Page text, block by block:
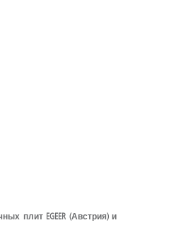
плит EGEER (Австрия) и